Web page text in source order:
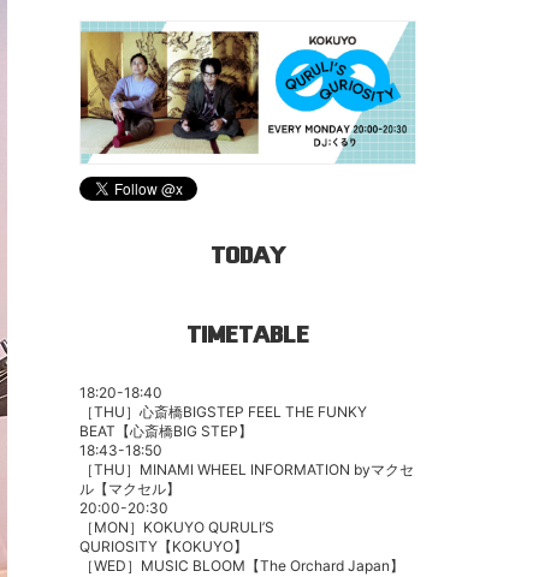
TODAY
TIMETABLE
18:20-18:40
［THU］心斎橋BIGSTEP FEEL THE FUNKY
BEAT【心斎橋BIG STEP】
18:43-18:50
［THU］MINAMI WHEEL INFORMATION byマクセ
ル【マクセル】
20:00-20:30
［MON］ KOKUYO QURULI’S
QURIOSITY 【KOKUYO】
［WED］MUSIC BLOOM 【The Orchard Japan】